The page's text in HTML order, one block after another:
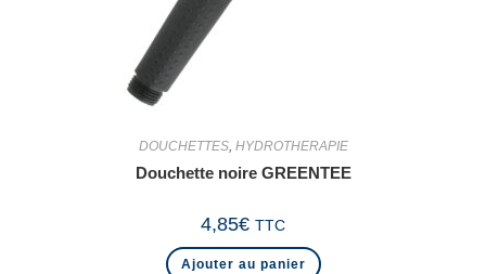
DOUCHETTES, HYDROTHERAPIE
Douchette noire GREENTEE
4,85€ TTC
Ajouter au panier